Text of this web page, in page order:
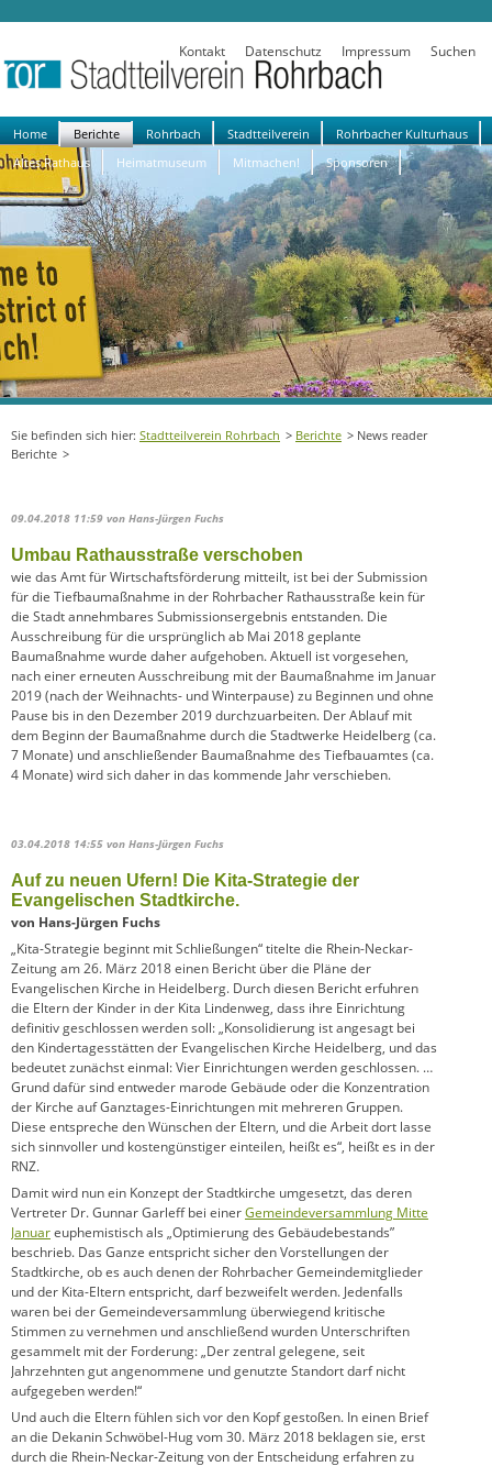
Kontakt Datenschutz Impressum Suchen
Navigation
überspringen
Home Berichte Rohrbach Stadtteilverein
Rohrbacher Kulturhaus
Altes Rathaus
Heimatmuseum Mitmachen! Sponsoren
Stadtteilverein Rohrbach Berichte
News reader
Berichte
09.04.2018 11:59 von Hans-Jürgen Fuchs
Umbau Rathausstraße verschoben
wie das Amt für Wirtschaftsförderung mitteilt, ist bei der Submission
für die Tiefbaumaßnahme in der Rohrbacher Rathausstraße kein für
die Stadt annehmbares Submissionsergebnis entstanden. Die
Ausschreibung für die ursprünglich ab Mai 2018 geplante
Baumaßnahme wurde daher aufgehoben. Aktuell ist vorgesehen,
nach einer erneuten Ausschreibung mit der Baumaßnahme im Januar
2019 (nach der Weihnachts- und Winterpause) zu Beginnen und ohne
Pause bis in den Dezember 2019 durchzuarbeiten. Der Ablauf mit
dem Beginn der Baumaßnahme durch die Stadtwerke Heidelberg (ca.
7 Monate) und anschließender Baumaßnahme des Tiefbauamtes (ca.
4 Monate) wird sich daher in das kommende Jahr verschieben.
03.04.2018 14:55 von Hans-Jürgen Fuchs
Auf zu neuen Ufern! Die Kita-Strategie der
Evangelischen Stadtkirche.
von Hans-Jürgen Fuchs
„Kita-Strategie beginnt mit Schließungen“ titelte die Rhein-Neckar-
Zeitung am 26. März 2018 einen Bericht über die Pläne der
Evangelischen Kirche in Heidelberg. Durch diesen Bericht erfuhren
die Eltern der Kinder in der Kita Lindenweg, dass ihre Einrichtung
definitiv geschlossen werden soll: „Konsolidierung ist angesagt bei
den Kindertagesstätten der Evangelischen Kirche Heidelberg, und das
bedeutet zunächst einmal: Vier Einrichtungen werden geschlossen. …
Grund dafür sind entweder marode Gebäude oder die Konzentration
der Kirche auf Ganztages-Einrichtungen mit mehreren Gruppen.
Diese entspreche den Wünschen der Eltern, und die Arbeit dort lasse
sich sinnvoller und kostengünstiger einteilen, heißt es“, heißt es in der
RNZ.
Damit wird nun ein Konzept der Stadtkirche umgesetzt, das deren
Vertreter Dr. Gunnar Garleff bei einerGemeindeversammlung Mitte
Januareuphemistisch als „Optimierung des Gebäudebestands”
beschrieb. Das Ganze entspricht sicher den Vorstellungen der
Stadtkirche, ob es auch denen der Rohrbacher Gemeindemitglieder
und der Kita-Eltern entspricht, darf bezweifelt werden. Jedenfalls
waren bei der Gemeindeversammlung überwiegend kritische
Stimmen zu vernehmen und anschließend wurden Unterschriften
gesammelt mit der Forderung: „Der zentral gelegene, seit
Jahrzehnten gut angenommene und genutzte Standort darf nicht
aufgegeben werden!“
Und auch die Eltern fühlen sich vor den Kopf gestoßen. In einen Brief
an die Dekanin Schwöbel-Hug vom 30. März 2018 beklagen sie, erst
durch die Rhein-Neckar-Zeitung von der Entscheidung erfahren zu